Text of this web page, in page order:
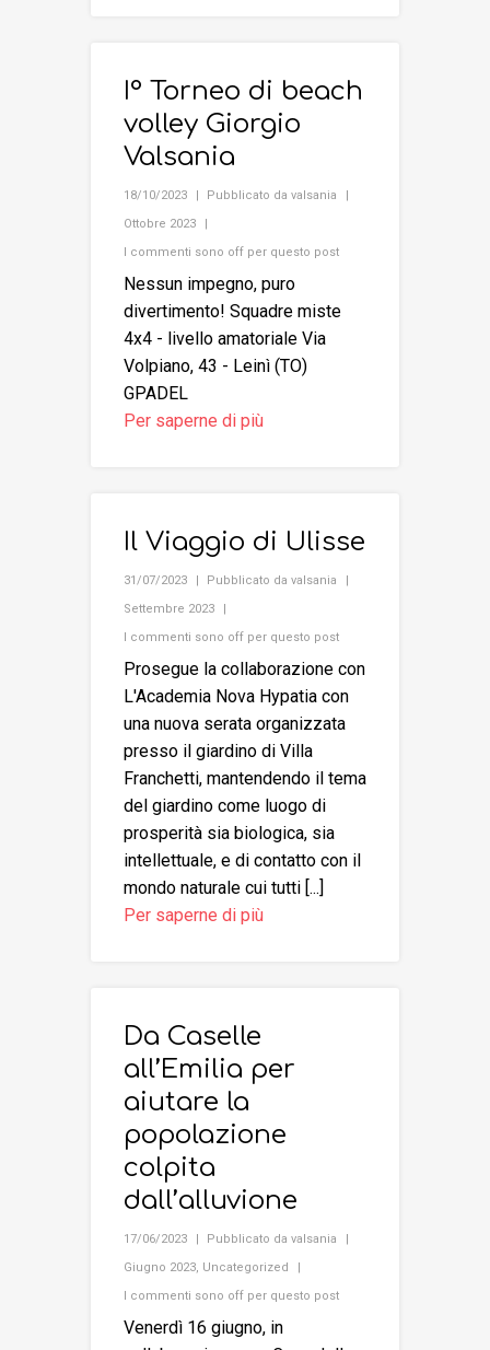
I° Torneo di beach
volley Giorgio
Valsania
18/10/2023 Pubblicato da valsania
Ottobre 2023
I commenti sono off per questo post
Nessun impegno, puro
divertimento! Squadre miste
4x4 - livello amatoriale Via
Volpiano, 43 - Leinì (TO)
GPADEL
Per saperne di più
Il Viaggio di Ulisse
31/07/2023 Pubblicato da valsania
Settembre 2023
I commenti sono off per questo post
Prosegue la collaborazione con
L'Academia Nova Hypatia con
una nuova serata organizzata
presso il giardino di Villa
Franchetti, mantendendo il tema
del giardino come luogo di
prosperità sia biologica, sia
intellettuale, e di contatto con il
mondo naturale cui tutti [...]
Per saperne di più
Da Caselle
all’Emilia per
aiutare la
popolazione
colpita
dall’alluvione
17/06/2023 Pubblicato da valsania
Giugno 2023, Uncategorized
I commenti sono off per questo post
Venerdì 16 giugno, in